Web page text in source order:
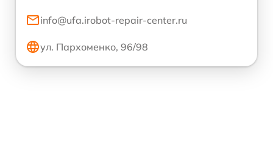
info@ufa.irobot-repair-center.ru
ул. Пархоменко, 96/98